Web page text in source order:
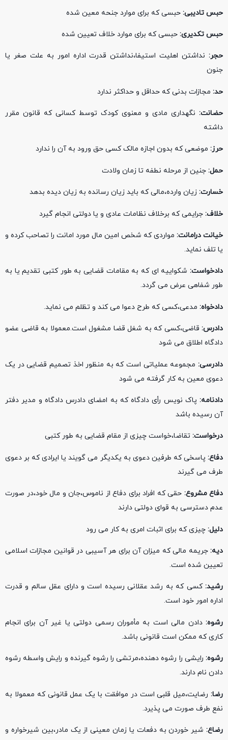
حبس تادیبی: حبسی که برای موارد جنحه معین شده
حبس تکدیری: حبسی که برای موارد خلاف تعیین شده
حجر: نداشتن اهلیت استیفا،نداشتن قدرت اداره امور به علت صغر یا
جنون
حد: مجازات بدنی که حداقل و حداکثر ندارد
حضانت: نگهداری مادی و معنوی کودک توسط کسانی که قانون مقرر
داشته
حرز: موضعی که بدون اجازه مالک کسی حق ورود به آن را ندارد
حمل: جنین از مرحله نطفه تا زمان ولادت
خسارت: زیان وارده،مالی که باید زیان رسانده به زیان دیده بدهد
خلاف: جرایمی که برخلاف نظامات عادی و یا دولتی انجام گیرد
خیانت درامانت: مواردی که شخص امین مال مورد امانت را تصاحب کرده و
یا تلف نماید.
دادخواست: شکواییه ای که به مقامات قضایی به طور کتبی تقدیم یا به
طور شفاهی عرض می گردد.
دادخواه: مدعی،کسی که طرح دعوا می کند و تظلم می نماید.
دادرس: قاضی،کسی که به شغل قضا مشغول است.معمولا به قاضی عضو
دادگاه اطلاق می شود
دادرسی: مجموعه عملیاتی است که به منظور اخذ تصمیم قضایی در یک
دعوی معین به کار گرفته می شود
دادنامه: پاک نویس رأی دادگاه که به امضای دادرس دادگاه و مدیر دفتر
آن رسیده باشد
درخواست: تقاضا،خواست چیزی از مقام قضایی به طور کتبی
دفاع: پاسخی که طرفین دعوی به یکدیگر می گویند یا ایرادی که بر دعوی
طرف می گیرند
دفاع مشروع: حقی که افراد برای دفاع از ناموس،جان و مال خود،در صورت
عدم دسترسی به قوای دولتی دارند
دلیل: چیزی که برای اثبات امری به کار می رود
دیه: جریمه مالی که میزان آن برای هر آسیبی در قوانین مجازات اسلامی
تعیین شده است.
رشید:کسی که به رشد عقلانی رسیده است و دارای عقل سالم و قدرت
اداره امور خود است.
رشوه:دادن مالی است به مأموران رسمی دولتی یا غیر آن برای انجام
کاری که ممکن است قانونی باشد.
رشوه: رایشی را رشوه دهنده،مرتشی را رشوه گیرنده و رایش واسطه رشوه
دادن نام دارند.
رضا: رضایت،میل قلبی است در موافقت با یک عمل قانونی که معمولا به
نفع طرف صورت می پذیرد.
رضاع: شیر خوردن به دفعات یا زمان معینی از یک مادر،بین شیرخواره و